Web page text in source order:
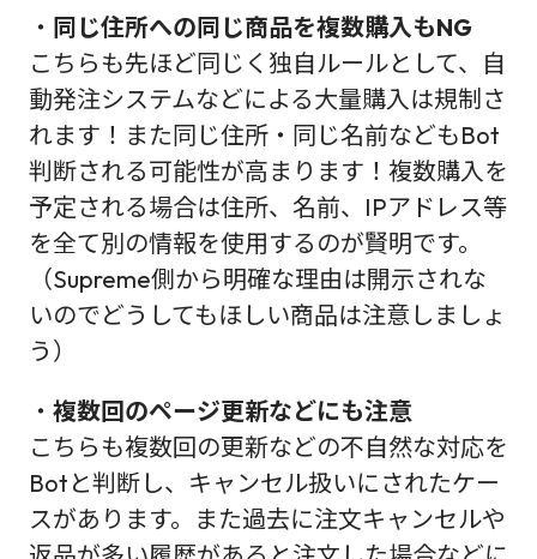
・ 同じ住所への同じ商品を複数購入もNG
こちらも先ほど同じく独自ルールとして、自
動発注システムなどによる大量購入は規制さ
れます！また同じ住所・同じ名前などもBot
判断される可能性が高まります！複数購入を
予定される場合は住所、名前、IPアドレス等
を全て別の情報を使用するのが賢明です。
（Supreme側から明確な理由は開示されな
いのでどうしてもほしい商品は注意しましょ
う）
・ 複数回のページ更新などにも注意
こちらも複数回の更新などの不自然な対応を
Botと判断し、キャンセル扱いにされたケー
スがあります。また過去に注文キャンセルや